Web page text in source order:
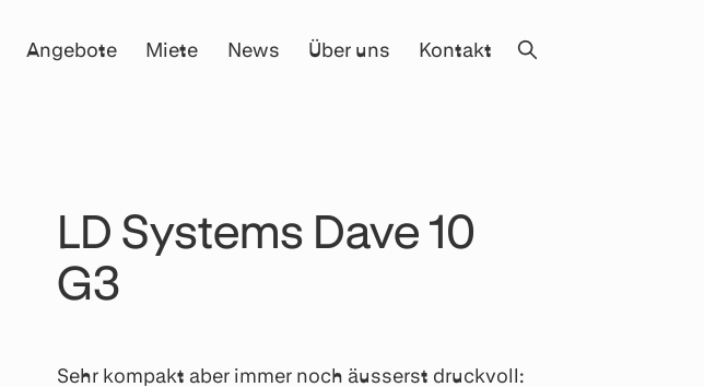
Angebote Miete News Über uns Kontakt
LD Systems Dave 10
G3
Sehr kompakt aber immer noch äusserst druckvoll: